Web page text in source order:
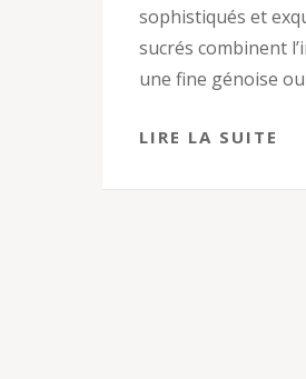
sophistiqués et
sucrés combinent
une fine génoise
LIRE LA SUITE